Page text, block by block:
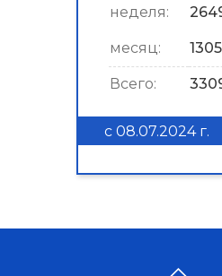
неделя:
месяц:
Всего:
с 08.07.2024 г.